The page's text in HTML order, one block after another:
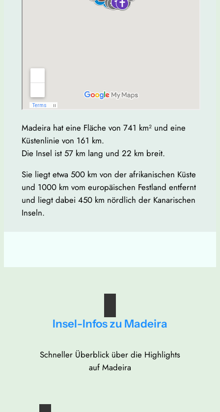
Madeira hat eine Fläche von 741 km² und eine
Küstenlinie von 161 km.
Die Insel ist 57 km lang und 22 km breit.
Sie liegt etwa 500 km von der afrikanischen Küste
und 1000 km vom europäischen Festland entfernt
und liegt dabei 450 km nördlich der Kanarischen
Inseln.
Insel-Infos zu Madeira
Schneller Überblick über die Highlights
auf Madeira